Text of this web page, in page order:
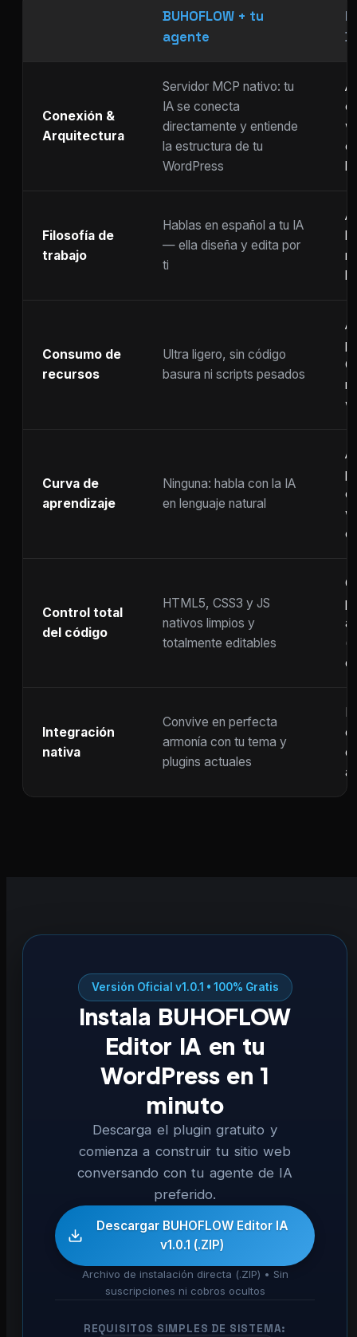
BUHOFLOW + tu
agente
Conexión &
Arquitectura
Servidor MCP nativo: tu
IA se conecta
directamente y entiende
la estructura de tu
WordPress
Filosofía de
trabajo
Hablas en español a tu IA
— ella diseña y edita por
ti
Consumo de
recursos
Ultra ligero, sin código
basura ni scripts pesados
Curva de
aprendizaje
Ninguna: habla con la IA
en lenguaje natural
Control total
del código
HTML5, CSS3 y JS
nativos limpios y
totalmente editables
Integración
nativa
Convive en perfecta
armonía con tu tema y
plugins actuales
Versión Oficial v1.0.1 • 100% Gratis
Instala BUHOFLOW
Editor IA en tu
WordPress en 1
minuto
Descarga el plugin gratuito y
comienza a construir tu sitio web
conversando con tu agente de IA
preferido.
Descargar BUHOFLOW Editor IA
v1.0.1 (.ZIP)
Archivo de instalación directa (.ZIP) • Sin
suscripciones ni cobros ocultos
REQUISITOS SIMPLES DE SISTEMA: